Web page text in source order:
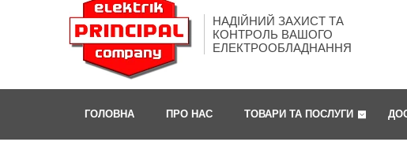
НАДІЙНИЙ ЗАХИСТ ТА
КОНТРОЛЬ ВАШОГО
ЕЛЕКТРООБЛАДНАННЯ
ГОЛОВНА ПРО НАС ТОВАРИ ТА ПОСЛУГИ